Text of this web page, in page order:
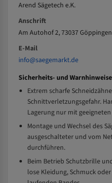
Arend Sägetech e.K.
Anschrift
Am Autohof 2, 73037
E-Mail
info@saegemarkt.de
Sicherheits- und Warnhinweise
Extrem scharfe
Schnittverletzungsgefahr.
Lagerung nur mit
Montage und Wechsel des
ausgeschalteter und vom
durchführen.
Beim Betrieb Schutzbrille
lose Kleidung, Schmuck